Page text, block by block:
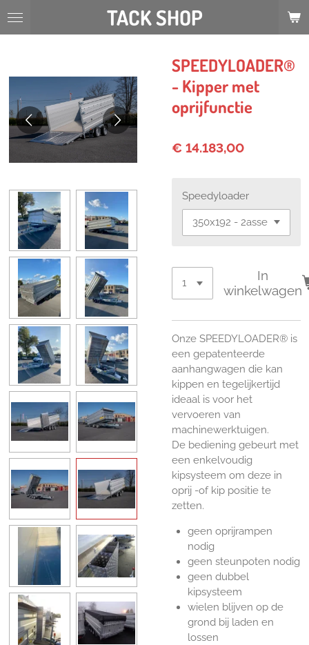
Ga
hoofdinhoud
TACK SHOP
SPEEDYLOADER®
- Kipper met
oprijfunctie
€ 14.183,00
Speedyloader
In
winkelwagen
Onze SPEEDYLOADER® is
een gepatenteerde
aanhangwagen die kan
kippen en tegelijkertijd
ideaal is voor het
vervoeren van
machinewerktuigen.
De bediening gebeurt met
een enkelvoudig
kipsysteem om deze in
oprij -of kip positie te
zetten.
geen oprijrampen
nodig
geen steunpoten nodig
geen dubbel
kipsysteem
wielen blijven op de
grond bij laden en
lossen